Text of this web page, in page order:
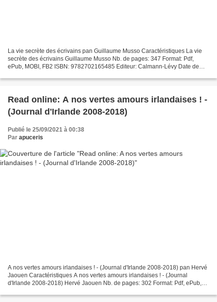
La vie secrète des écrivains pan Guillaume Musso Caractéristiques La vie
secrète des écrivains Guillaume Musso Nb. de pages: 347 Format: Pdf,
ePub, MOBI, FB2 ISBN: 9782702165485 Editeur: Calmann-Lévy Date de
Read online: A nos vertes amours irlandaises ! -
(Journal d'Irlande 2008-2018)
Publié le 25/09/2021 à 00:38
Par apuceris
A nos vertes amours irlandaises ! - (Journal d'Irlande 2008-2018) pan Hervé
Jaouen Caractéristiques A nos vertes amours irlandaises ! - (Journal
d'Irlande 2008-2018) Hervé Jaouen Nb. de pages: 302 Format: Pdf, ePub,